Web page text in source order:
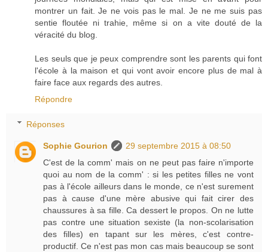
montrer un fait. Je ne vois pas le mal. Je ne me suis pas
sentie floutée ni trahie, même si on a vite douté de la
véracité du blog.
Les seuls que je peux comprendre sont les parents qui font
l'école à la maison et qui vont avoir encore plus de mal à
faire face aux regards des autres.
Répondre
Réponses
Sophie Gourion
29 septembre 2015 à 08:50
C'est de la comm' mais on ne peut pas faire n'importe
quoi au nom de la comm' : si les petites filles ne vont
pas à l'école ailleurs dans le monde, ce n'est surement
pas à cause d'une mère abusive qui fait cirer des
chaussures à sa fille. Ca dessert le propos. On ne lutte
pas contre une situation sexiste (la non-scolarisation
des filles) en tapant sur les mères, c'est contre-
productif. Ce n'est pas mon cas mais beaucoup se sont